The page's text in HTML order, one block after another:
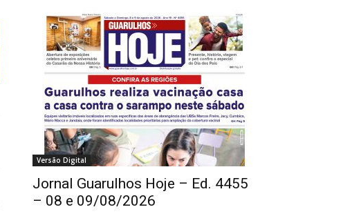
Versão Digital
Jornal Guarulhos Hoje – Ed. 4455
– 08 e 09/08/2026